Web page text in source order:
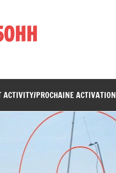
ACTIVITY/PROCHAINE ACTIVATION